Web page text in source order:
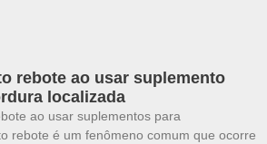
rebote ao usar suplemento
localizada
ao usar suplementos para
rebote é um fenômeno comum que ocorre